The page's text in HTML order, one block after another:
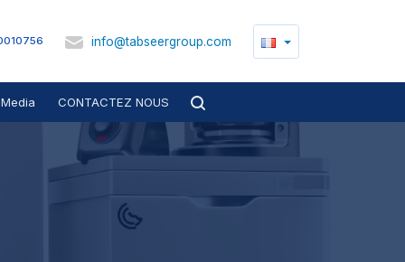
info@tabseergroup.com
Media CONTACTEZ NOUS